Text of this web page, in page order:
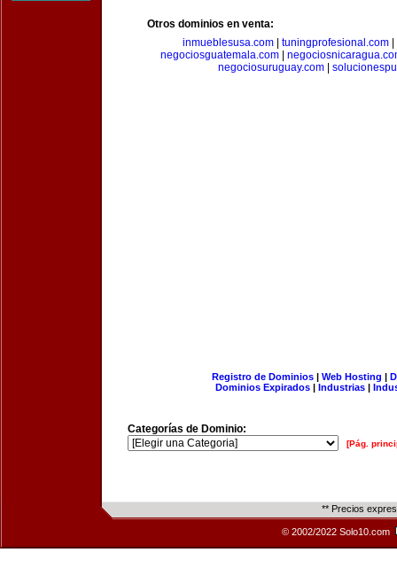
Otros dominios en venta:
inmueblesusa.com
tuningprofesional.com
negociosguatemala.com
negociosuruguay.com
Registro de Dominios| Web Hosting |
Dominios Expirados | Industrias |
Categorías de Dominio:
[Pág.
** Precios
© 2002/2022 Solo10.com